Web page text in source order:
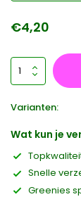
€4,20
Varianten:
Wat kun je
Snelle
Greenies